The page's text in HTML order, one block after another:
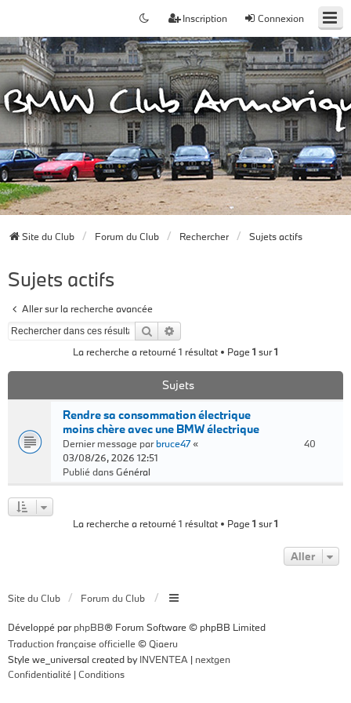
Connexion
Inscription
Site du Club Forum du Club Rechercher Sujets actifs
Sujets actifs
Aller sur la recherche avancée
Rechercher
La recherche a retourné 1 résultat • Page1 sur1
Sujets
Rendre sa consommation électrique
moins chère avec une BMW électrique
Dernier message parbruce47«
03/08/26, 2026 12:51
Publié dansGénéral
40
La recherche a retourné 1 résultat • Page1 sur1
Aller
Site du Club Forum du Club
Développé parphpBB® Forum Software © phpBB Limited
Traduction française officielle ©Qiaeru
Style we_universal created byINVENTEA | nextgen
Confidentialité | Conditions